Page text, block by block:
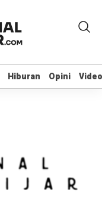
Hiburan Opini Video
Hiburan Opini Video